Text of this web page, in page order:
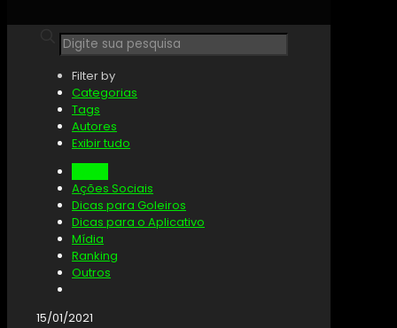
Filter by
Categorias
Tags
Autores
Exibir tudo
Ações Sociais
Dicas para Goleiros
Dicas para o Aplicativo
Mídia
Ranking
Outros
15/01/2021